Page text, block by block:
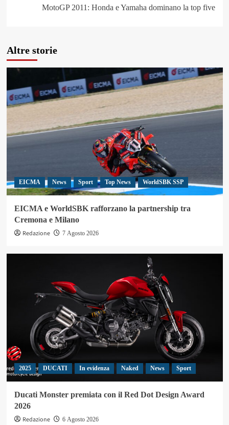
MotoGP 2011: Honda e Yamaha dominano la top five
Altre storie
EICMA News Sport Top News WorldSBK SSP
EICMA e WorldSBK rafforzano la partnership tra
Cremona e Milano
Redazione
7 Agosto 2026
2025 DUCATI In evidenza Naked News Sport
Ducati Monster premiata con il Red Dot Design Award
2026
Redazione
6 Agosto 2026